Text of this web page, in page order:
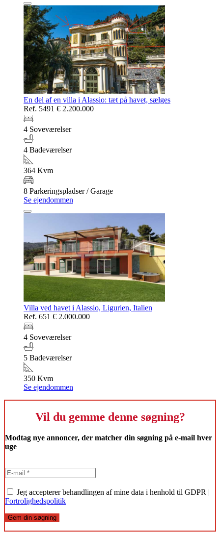
En del af en villa i Alassio: tæt på havet, sælges
Ref. 5491 € 2.200.000
4 Soveværelser
4 Badeværelser
364 Kvm
8 Parkeringspladser / Garage
Se ejendommen
Villa ved havet i Alassio, Ligurien, Italien
Ref. 651 € 2.000.000
4 Soveværelser
5 Badeværelser
350 Kvm
Se ejendommen
Vil du gemme denne søgning?
Modtag nye annoncer, der matcher din søgning på e-mail hver
uge
Jeg accepterer behandlingen af mine data i henhold til GDPR |
Fortrolighedspolitik
Gem din søgning